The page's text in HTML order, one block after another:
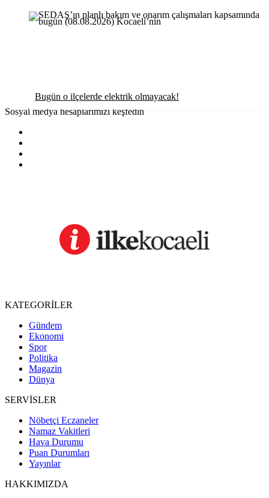
Bugün o ilçelerde elektrik olmayacak!
Sosyal medya hesaplarımızı keşfedin
KATEGORİLER
Gündem
Ekonomi
Spor
Politika
Magazin
Dünya
SERVİSLER
Nöbetçi Eczaneler
Namaz Vakitleri
Hava Durumu
Puan Durumları
Yayınlar
HAKKIMIZDA